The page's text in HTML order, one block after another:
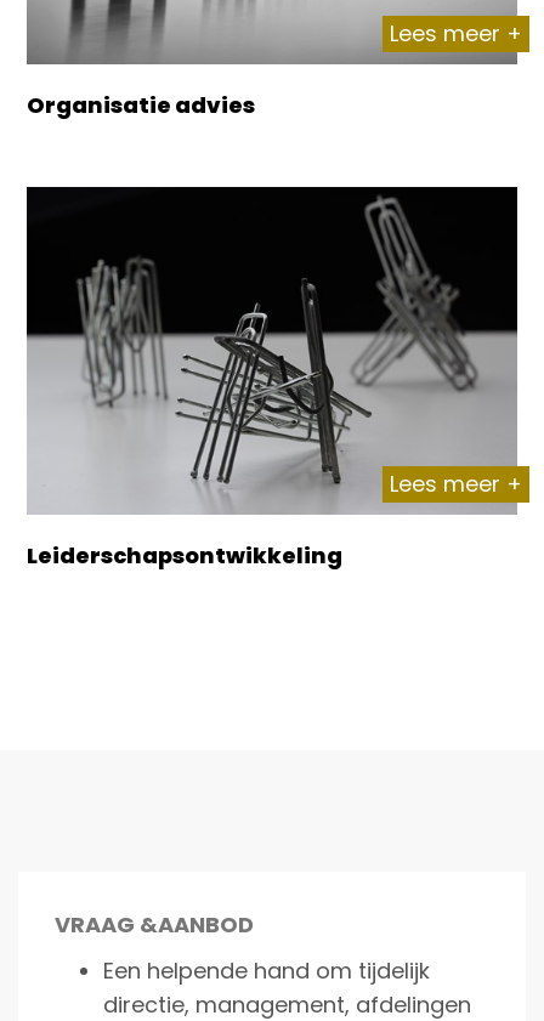
Lees meer +
Organisatie advies
Lees meer +
Leiderschapsontwikkeling
VRAAG &AANBOD
Een helpende hand om tijdelijk
directie, management, afdelingen